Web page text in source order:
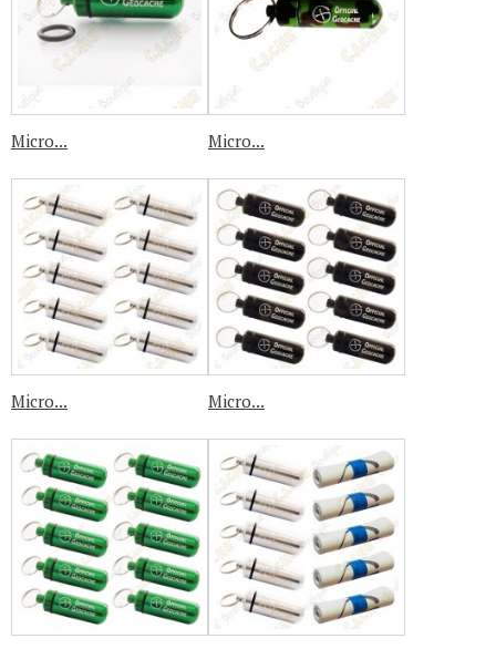
Micro... Micro...
Micro... Micro...